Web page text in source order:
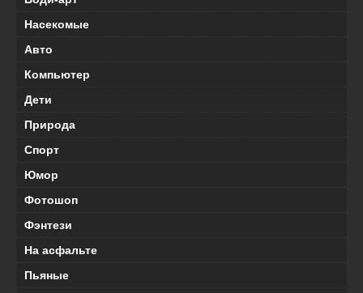
Насекомые
Авто
Компьютер
Дети
Природа
Спорт
Юмор
Фотошоп
Фэнтези
На асфальте
Пьяные